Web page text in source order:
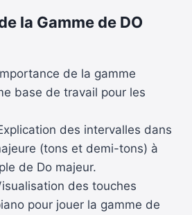
la Gamme de DO
de la gamme
base de travail pour les
des intervalles dans
(tons et demi-tons) à
de Do majeur.
des touches
pour jouer la gamme de